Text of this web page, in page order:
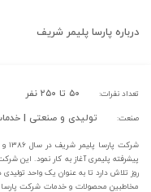
درباره پارسا پلیمر شریف
تعداد نفرات: ۵۰ تا ۲۵۰ نفر
صنعت: تولیدی و صنعتی |
پیشرفته پلیمری آغاز به کار نمود. این
روز تلاش دارد تا به عنوان یک واحد
مخاطبین محصولات و خدمات شرکت پارسا